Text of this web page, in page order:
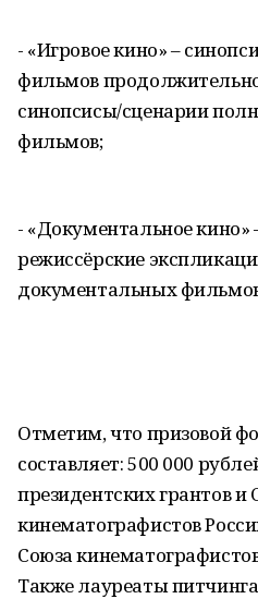
- «Игровое кино» –
фильмов
синопсисы/сценарии
фильмов;
- «Документальное кино»
режиссёрские
документальных
Отметим, что призовой
составляет: 500 000
президентских грантов и
кинематографистов
Союза
Также лауреаты